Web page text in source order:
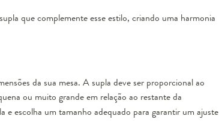
que complemente esse estilo, criando uma harmonia
da sua mesa. A supla deve ser proporcional ao
ou muito grande em relação ao restante da
e escolha um tamanho adequado para garantir um ajuste